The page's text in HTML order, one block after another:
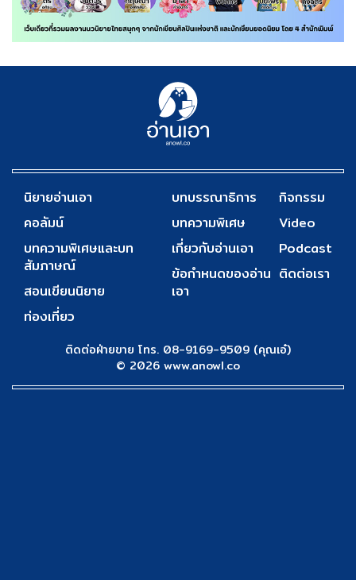
นิยายอ่านเอา
คอลัมน์
บทความพิเศษและบท
สัมภาษณ์
สอนเขียนนิยาย
ท่องเที่ยว
บทบรรณาธิการ
บทความพิเศษ
เกี่ยวกับอ่านเอา
ข้อกำหนดของอ่าน
เอา
กิจกรรม
Video
Podcast
ติดต่อเรา
ติดต่อฝ่ายขาย โทร. 08-9169-9509 (คุณเอ๋)
© 2026 www.anowl.co